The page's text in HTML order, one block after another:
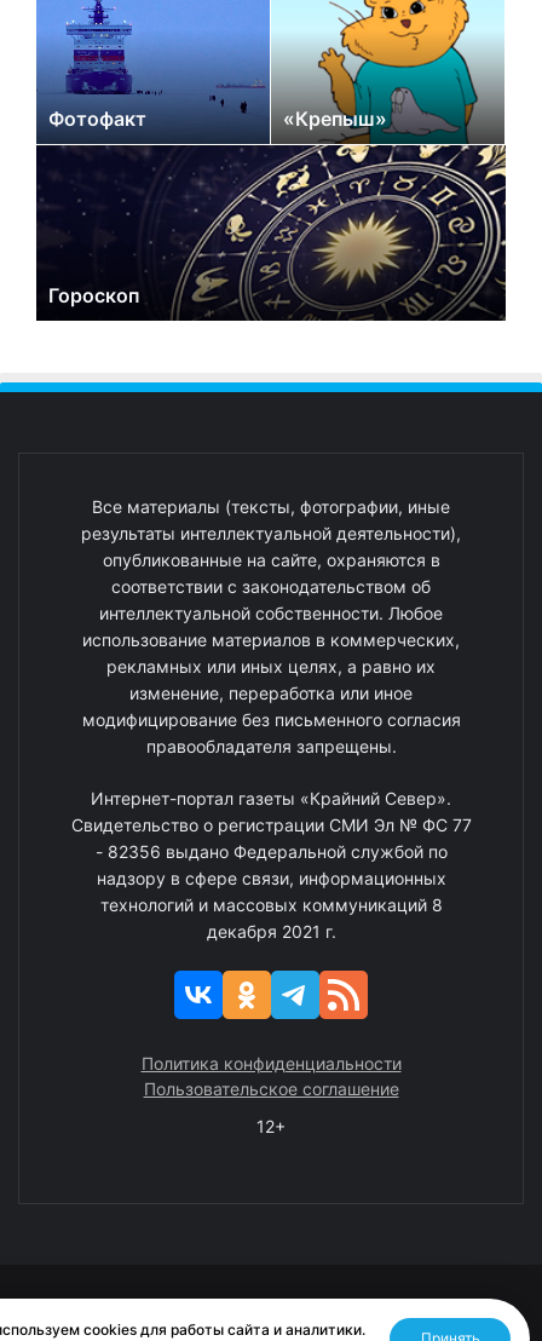
Фотофакт «Крепыш»
Гороскоп
Все материалы (тексты, фотографии, иные
результаты интеллектуальной деятельности),
опубликованные на сайте, охраняются в
соответствии с законодательством об
интеллектуальной собственности. Любое
использование материалов в коммерческих,
рекламных или иных целях, а равно их
изменение, переработка или иное
модифицирование без письменного согласия
правообладателя запрещены.
Интернет-портал газеты «Крайний Север».
Свидетельство о регистрации СМИ Эл № ФС 77
- 82356 выдано Федеральной службой по
надзору в сфере связи, информационных
технологий и массовых коммуникаций 8
декабря 2021 г.
Политика конфиденциальности
Пользовательское соглашение
12+
cookies для работы сайта и аналитики.